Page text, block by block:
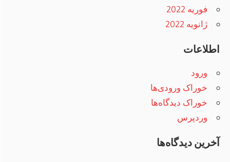
فوریه 2022
ژانویه 2022
اطلاعات
ورود
خوراک ورودی‌ها
خوراک دیدگاه‌ها
وردپرس
آخرین دیدگاه‌ها